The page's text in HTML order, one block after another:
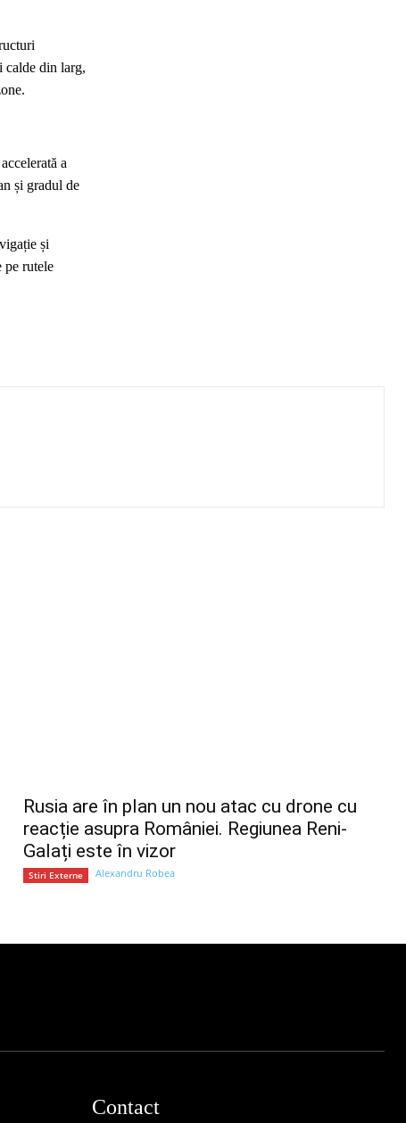
calde din larg,
a
și gradul de
și
pe rutele
Rusia are în plan un nou atac cu drone cu
reacție asupra României. Regiunea Reni-
Galați este în vizor
Stiri Externe Alexandru Robea
Contact